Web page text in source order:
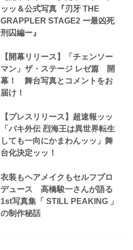
ッッ＆公式写真『刃牙 THE
GRAPPLER STAGE2 ー最凶死
刑囚編ー』
【開幕リリース】「チェンソー
マン」ザ・ステージ レゼ篇 開
幕！ 舞台写真とコメントをお
届け！
【プレスリリース】超速報ッッ
「バキ外伝 烈海王は異世界転生
しても一向にかまわんッッ」舞
台化決定ッッ！
衣装もヘアメイクもセルフプロ
デュース 高橋駿一さんが語る
1st写真集「 STILL PEAKING 」
の制作秘話